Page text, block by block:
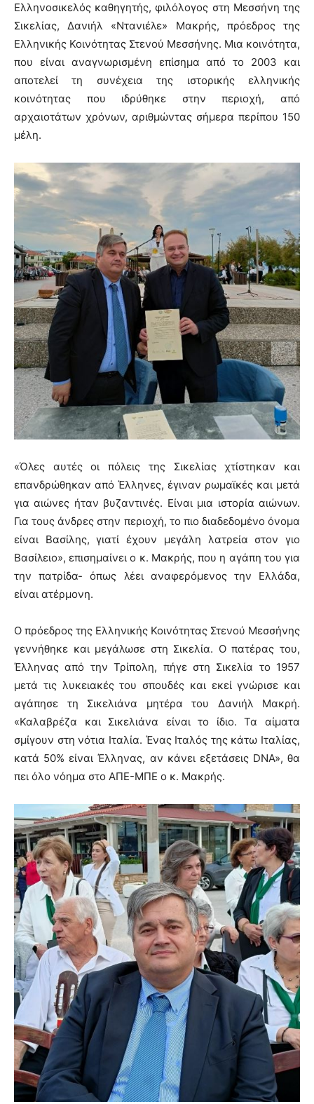
Ελληνοσικελός καθηγητής, φιλόλογος στη Μεσσήνη της
Σικελίας, Δανιήλ «Ντανιέλε» Μακρής, πρόεδρος της
Ελληνικής Κοινότητας Στενού Μεσσήνης. Μια κοινότητα,
που είναι αναγνωρισμένη επίσημα από το 2003 και
αποτελεί τη συνέχεια της ιστορικής ελληνικής
κοινότητας που ιδρύθηκε στην περιοχή, από
αρχαιοτάτων χρόνων, αριθμώντας σήμερα περίπου 150
μέλη.
«Όλες αυτές οι πόλεις της Σικελίας χτίστηκαν και
επανδρώθηκαν από Έλληνες, έγιναν ρωμαϊκές και μετά
για αιώνες ήταν βυζαντινές. Είναι μια ιστορία αιώνων.
Για τους άνδρες στην περιοχή, το πιο διαδεδομένο όνομα
είναι Βασίλης, γιατί έχουν μεγάλη λατρεία στον γιο
Βασίλειο», επισημαίνει ο κ. Μακρής, που η αγάπη του για
την πατρίδα- όπως λέει αναφερόμενος την Ελλάδα,
είναι ατέρμονη.
Ο πρόεδρος της Ελληνικής Κοινότητας Στενού Μεσσήνης
γεννήθηκε και μεγάλωσε στη Σικελία. Ο πατέρας του,
Έλληνας από την Τρίπολη, πήγε στη Σικελία το 1957
μετά τις λυκειακές του σπουδές και εκεί γνώρισε και
αγάπησε τη Σικελιάνα μητέρα του Δανιήλ Μακρή.
«Καλαβρέζα και Σικελιάνα είναι το ίδιο. Τα αίματα
σμίγουν στη νότια Ιταλία. Ένας Ιταλός της κάτω Ιταλίας,
κατά 50% είναι Έλληνας, αν κάνει εξετάσεις DNA», θα
πει όλο νόημα στο ΑΠΕ-ΜΠΕ ο κ. Μακρής.